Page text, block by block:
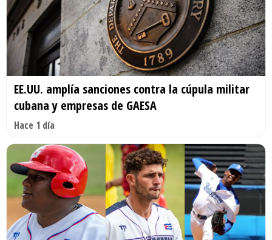
EE.UU. amplía sanciones contra la cúpula militar
cubana y empresas de GAESA
Hace 1 día